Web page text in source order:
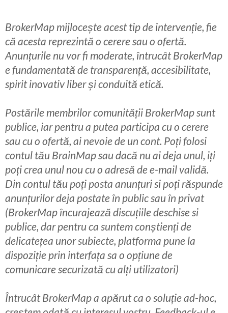
BrokerMap mijlocește acest tip de intervenție, fie
că acesta reprezintă o cerere sau o ofertă.
Anunțurile nu vor fi moderate, întrucât BrokerMap
e fundamentată de transparență, accesibilitate,
spirit inovativ liber și conduită etică.
Postările membrilor comunității BrokerMap sunt
publice, iar pentru a putea participa cu o cerere
sau cu o ofertă, ai nevoie de un cont. Poți folosi
contul tău BrainMap sau dacă nu ai deja unul, iți
poți crea unul nou cu o adresă de e-mail validă.
Din contul tău poți posta anunțuri si poți răspunde
anunțurilor deja postate în public sau în privat
(BrokerMap încurajează discuțiile deschise si
publice, dar pentru ca suntem conștienți de
delicatețea unor subiecte, platforma pune la
dispoziție prin interfața sa o opțiune de
comunicare securizată cu alți utilizatori)
Întrucât BrokerMap a apărut ca o soluție ad-hoc,